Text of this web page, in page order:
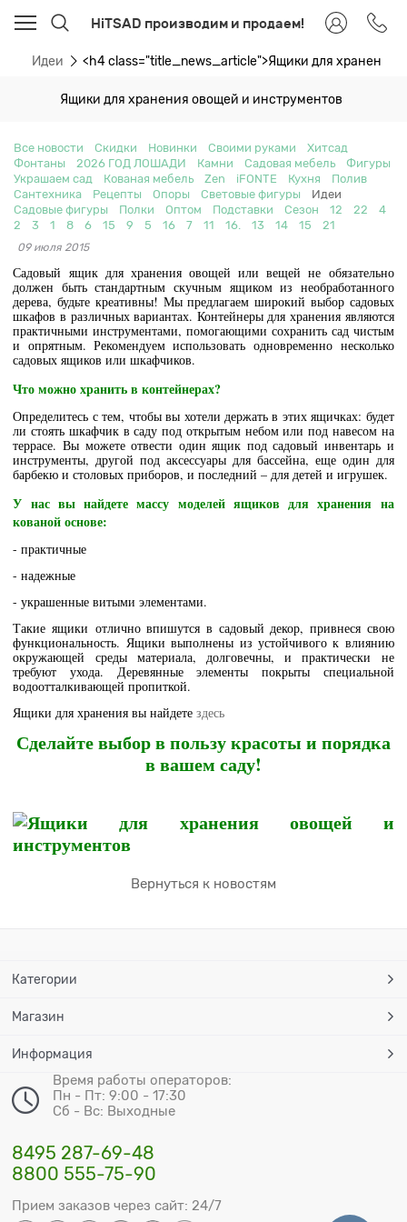
HiTSAD производим и продаем!
Идеи <h4 class="title_news_article">Ящики для хранения!
Ящики для хранения овощей и инструментов
Все новости Скидки Новинки Своими руками
Хитсад
Фонтаны
2026 ГОД ЛОШАДИ Камни Садовая мебель
Фигуры
Украшаем сад
Кованая мебель Zen iFONTE Кухня
Полив
Сантехника
Рецепты Опоры Световые фигуры
Идеи
Садовые фигуры
Полки Оптом Подставки Сезон 12 22
4
2
3 1 8 6 15 9 5 16 7 11 16. 13 14 15 21
09 июля 2015
Садовый ящик для хранения овощей или вещей не обязательно
должен быть стандартным скучным ящиком из необработанного
дерева, будьте креативны! Мы предлагаем широкий выбор садовых
шкафов в различных вариантах. Контейнеры для хранения являются
практичными инструментами, помогающими сохранить сад чистым
и опрятным. Рекомендуем использовать одновременно несколько
садовых ящиков или шкафчиков.
Что можно хранить в контейнерах?
Определитесь с тем, чтобы вы хотели держать в этих ящичках: будет
ли стоять шкафчик в саду под открытым небом или под навесом на
террасе. Вы можете отвести один ящик под садовый инвентарь и
инструменты, другой под аксессуары для бассейна, еще один для
барбекю и столовых приборов, и последний – для детей и игрушек.
У нас вы найдете массу моделей ящиков для хранения на
кованой основе:
- практичные
- надежные
- украшенные витыми элементами.
Такие ящики отлично впишутся в садовый декор, привнеся свою
функциональность. Ящики выполнены из устойчивого к влиянию
окружающей среды материала, долговечны, и практически не
требуют ухода. Деревянные элементы покрыты специальной
водоотталкивающей пропиткой.
Ящики для хранения вы найдетездесь
Сделайте выбор в пользу красоты и порядка
в вашем саду!
Вернуться к новостям
Категории
Магазин
Информация
Время работы операторов:
Пн - Пт: 9:00 - 17:30
Сб - Вс: Выходные
8495 287-69-48
8800 555-75-90
Прием заказов через сайт: 24/7